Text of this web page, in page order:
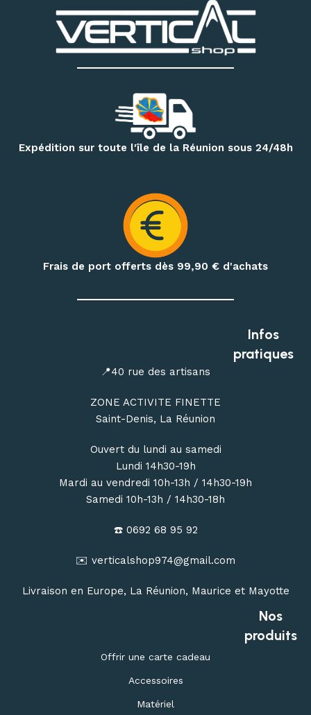
Découvrez notre matériel d’escalade et de canyoning
chaussons d’escalade, baudriers, cordes, mousquetons,
descendeurs, systèmes d’assurage, casques, sacs
techniques et accessoires. Notre magasin dispose
modèles de chaussons selon votre pratique et la forme de
votre pied.
Pour vos randonnées à Mafate, Cilaos, Salazie, au volcan ou
d’hydratation et produits de nutrition outdoor
Préparez également vos treks et nuits en pleine nature
avec notre matériel de bivouac :réchauds, cartouches de
gaz à visser, popotes, couverts, hamacs, moustiquaires,
livraison de votre matériel d’escalade, de canyoning, de
randonnée et de bivouac partout à La Réunion.
Expédition sur toute l'île de la Réunion sous 24/48h
Frais de port offerts dès 99,90 € d'achats
Infos
pratiques
📍40 rue des artisans
ZONE ACTIVITE FINETTE
Saint-Denis, La Réunion
Ouvert du lundi au samedi
Lundi 14h30-19h
Mardi au vendredi 10h-13h / 14h30-19h
Samedi 10h-13h / 14h30-18h
☎️ 0692 68 95 92
✉️ verticalshop974@gmail.com
Livraison en Europe, La Réunion, Maurice et Mayotte
Nos
produits
Offrir une carte cadeau
Accessoires
Matériel